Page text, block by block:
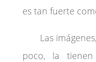
es tan fuerte
Las imágenes,
poco, la